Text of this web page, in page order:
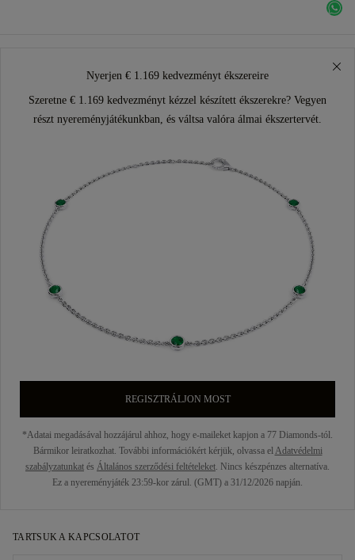
Nyerjen € 1.169 kedvezményt ékszereire
Szeretne € 1.169 kedvezményt kézzel készített ékszerekre? Vegyen
részt nyereményjátékunkban, és váltsa valóra álmai ékszertervét.
REGISZTRÁLJON MOST
*Adatai megadásával hozzájárul ahhoz, hogy e-maileket kapjon a 77 Diamonds-tól.
Bármikor leiratkozhat. További információkért kérjük, olvassa elAdatvédelmi
szabályzatunkat és Általános szerződési feltételeket. Nincs készpénzes alternatíva.
Ez a nyereményjáték 23:59-kor zárul. (GMT) a 31/12/2026 napján.
TARTSUK A KAPCSOLATOT